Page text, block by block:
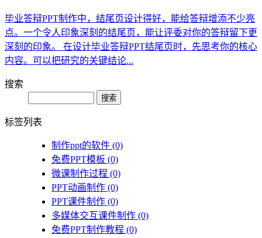
毕业答辩PPT制作中，结尾页设计得好，能给答辩增添不少亮
点。一个令人印象深刻的结尾页，能让评委对你的答辩留下更
深刻的印象。 在设计毕业答辩PPT结尾页时，先思考你的核心
内容。可以把研究的关键结论...
搜索
Search
标签列表
制作ppt的软件 (0)
免费PPT模板 (0)
微课制作过程 (0)
PPT动画制作 (0)
PPT课件制作 (0)
多媒体交互课件制作 (0)
免费PPT制作教程 (0)